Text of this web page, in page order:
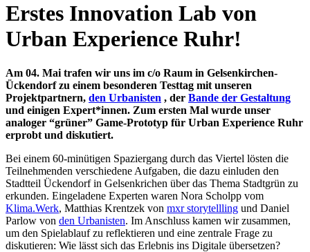
Erstes Innovation Lab von
Urban Experience Ruhr!
Am 04. Mai trafen wir uns im c/o Raum in Gelsenkirchen-
Ückendorf zu einem besonderen Testtag mit unseren
Projektpartnern, den Urbanisten , der Bande der Gestaltung
und einigen Expert*innen. Zum ersten Mal wurde unser
analoger “grüner” Game-Prototyp für Urban Experience Ruhr
erprobt und diskutiert.
Bei einem 60-minütigen Spaziergang durch das Viertel lösten die
Teilnehmenden verschiedene Aufgaben, die dazu einluden den
Stadtteil Ückendorf in Gelsenkrichen über das Thema Stadtgrün zu
erkunden. Eingeladene Experten waren Nora Scholpp vom
Klima.Werk, Matthias Krentzek von mxr storytellling und Daniel
Parlow von den Urbanisten. Im Anschluss kamen wir zusammen,
um den Spielablauf zu reflektieren und eine zentrale Frage zu
diskutieren: Wie lässt sich das Erlebnis ins Digitale übersetzen?